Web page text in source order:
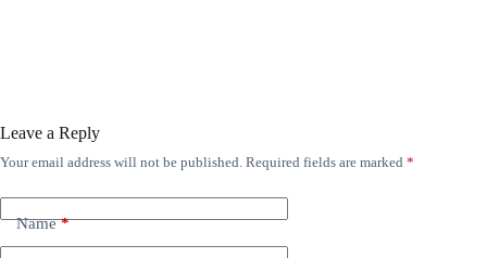
Leave a Reply
Your email address will not be published. Required fields are marked *
Name*